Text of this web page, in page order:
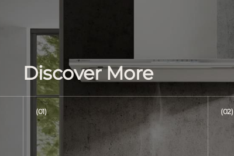
Discover More
(01) (02)